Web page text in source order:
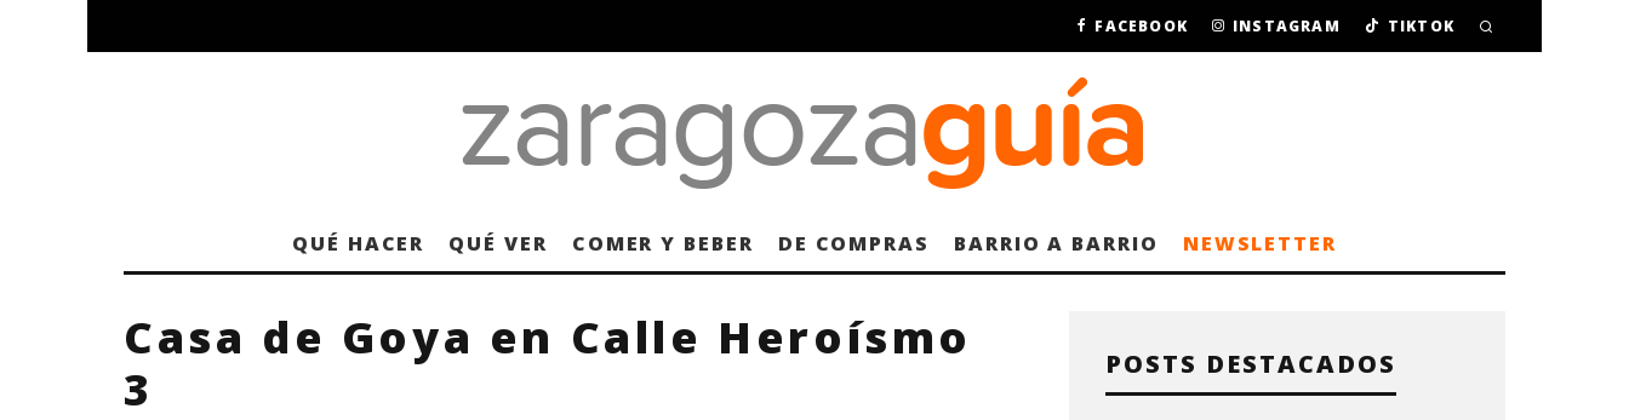
FACEBOOK INSTAGRAM TIKTOK
QUÉ HACER QUÉ VER COMER Y BEBER DE COMPRAS BARRIO A BARRIO NEWSLETTER
Casa de Goya en Calle Heroísmo
3
POSTS DESTACADOS